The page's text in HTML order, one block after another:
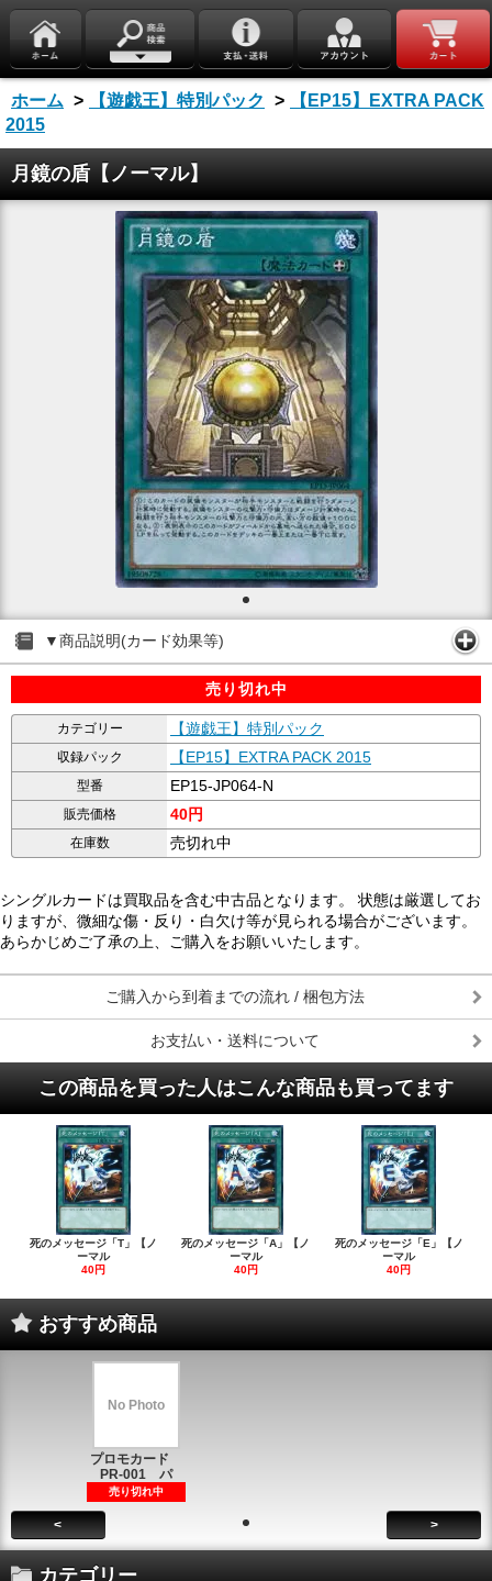
ホーム > 【遊戯王】特別パック >
【EP15】EXTRA PACK
2015
月鏡の盾【ノーマル】
▼商品説明(カード効果等)
売り切れ中
カテゴリー 【遊戯王】特別パック
収録パック 【EP15】EXTRA PACK 2015
型番 EP15-JP064-N
販売価格 40円
在庫数 売切れ中
シングルカードは買取品を含む中古品となります。 状態は厳選してお
りますが、微細な傷・反り・白欠け等が見られる場合がございます。
あらかじめご了承の上、ご購入をお願いいたします。
ご購入から到着までの流れ / 梱包方法
お支払い・送料について
この商品を買った人はこんな商品も買ってます
死のメッセージ「T」【ノ
ーマル
40円
死のメッセージ「A」【ノ
ーマル
40円
死のメッセージ「E」【ノ
ーマル
40円
おすすめ商品
No Photo
プロモカード
PR-001 パ
売り切れ中
< >
カテゴリー